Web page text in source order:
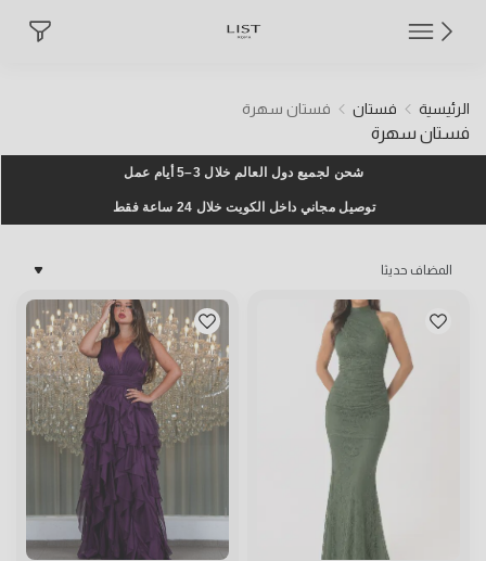
الرئيسية فستان فستان سهرة
فستان سهرة
List Roma Party dress
wide range of stunning and stylish options, Shop Online Now
شحن لجميع دول العالم خلال 3–5 أيام عمل
توصيل مجاني داخل الكويت خلال 24 ساعة فقط
المضاف حديثا